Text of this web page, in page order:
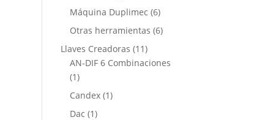
Máquina Duplimec (6)
Otras herramientas (6)
Llaves Creadoras (11)
AN-DIF 6 Combinaciones
(1)
Candex (1)
Dac (1)